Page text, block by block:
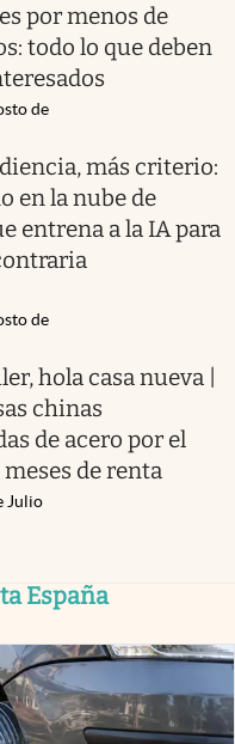
por menos de
todo lo que deben
de
más criterio:
en la nube de
entrena a la IA para
de
hola casa nueva |
chinas
de acero por el
de renta
Julio
España